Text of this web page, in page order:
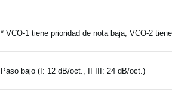
* VCO-1 tiene prioridad de nota baja, VCO-2
Paso bajo (I: 12 dB/oct., II III: 24 dB/oct.)